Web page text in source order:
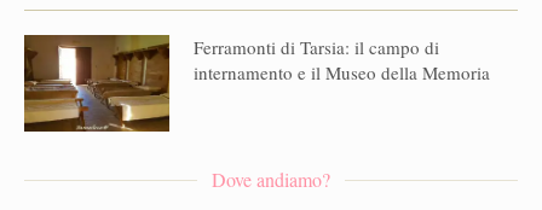
Ferramonti di Tarsia: il campo di
internamento e il Museo della Memoria
Dove andiamo?